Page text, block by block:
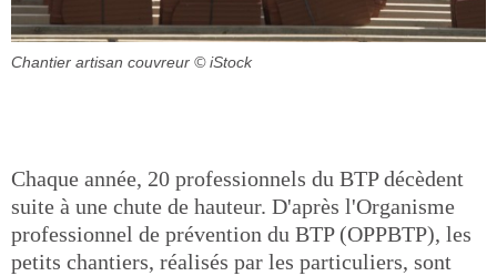
Chantier artisan couvreur © iStock
Chaque année, 20 professionnels du BTP décèdent
suite à une chute de hauteur. D'après l'Organisme
professionnel de prévention du BTP (OPPBTP), les
petits chantiers, réalisés par les particuliers, sont